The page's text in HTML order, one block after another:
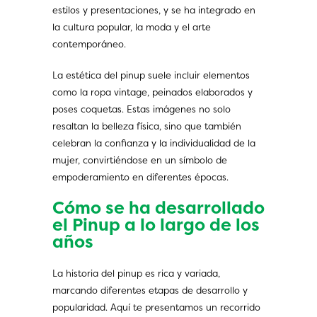
estilos y presentaciones, y se ha integrado en
la cultura popular, la moda y el arte
contemporáneo.
La estética del pinup suele incluir elementos
como la ropa vintage, peinados elaborados y
poses coquetas. Estas imágenes no solo
resaltan la belleza física, sino que también
celebran la confianza y la individualidad de la
mujer, convirtiéndose en un símbolo de
empoderamiento en diferentes épocas.
Cómo se ha desarrollado
el Pinup a lo largo de los
años
La historia del pinup es rica y variada,
marcando diferentes etapas de desarrollo y
popularidad. Aquí te presentamos un recorrido